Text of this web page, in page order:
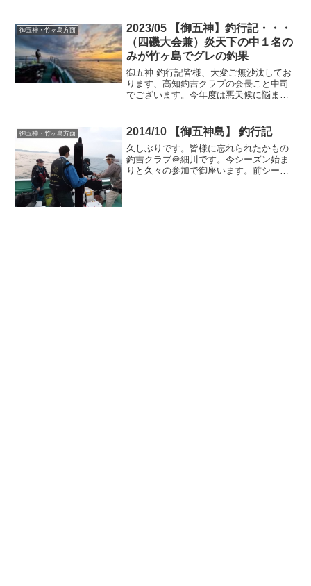
クジのため、最後に釣座を決めたが潮は
西に流へ流れ、その...
御五神・竹ヶ島方面
2023/05 【御五神】釣行記・・・
（四磯大会兼）炎天下の中１名の
みが竹ヶ島でグレの釣果
御五神 釣行記皆様、大変ご無沙汰してお
ります、高知釣吉クラブの会長こと中司
でございます。今年度は悪天候に悩まさ
く、先月に後輩の岡上君が、沖ノ島で釣
ったグレがやっとこさ高...
御五神・竹ヶ島方面 2014/10 【御五神島】 釣行記
久しぶりです。皆様に忘れられたかもの
釣吉クラブ＠細川です。今シーズン始ま
りと久々の参加で御座います。前シーズ